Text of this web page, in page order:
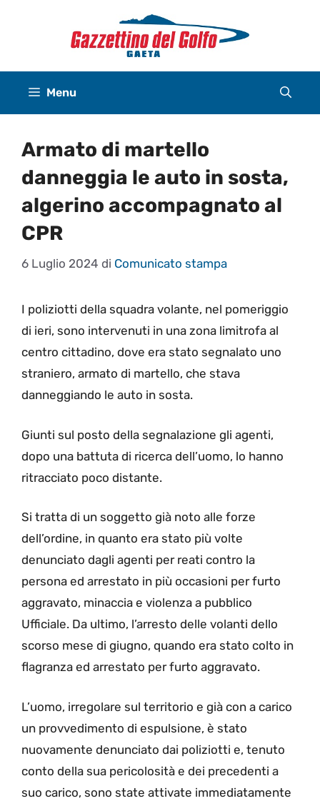
Menu
Armato di martello
danneggia le auto in sosta,
algerino accompagnato al
CPR
6 Luglio 2024 di Comunicato stampa
I poliziotti della squadra volante, nel pomeriggio
di ieri, sono intervenuti in una zona limitrofa al
centro cittadino, dove era stato segnalato uno
straniero, armato di martello, che stava
danneggiando le auto in sosta.
Giunti sul posto della segnalazione gli agenti,
dopo una battuta di ricerca dell’uomo, lo hanno
ritracciato poco distante.
Si tratta di un soggetto già noto alle forze
dell’ordine, in quanto era stato più volte
denunciato dagli agenti per reati contro la
persona ed arrestato in più occasioni per furto
aggravato, minaccia e violenza a pubblico
Ufficiale. Da ultimo, l’arresto delle volanti dello
scorso mese di giugno, quando era stato colto in
flagranza ed arrestato per furto aggravato.
L’uomo, irregolare sul territorio e già con a carico
un provvedimento di espulsione, è stato
nuovamente denunciato dai poliziotti e, tenuto
conto della sua pericolosità e dei precedenti a
suo carico, sono state attivate immediatamente